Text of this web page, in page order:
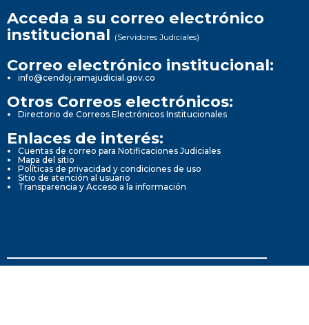
Acceda a su correo electrónico
institucional (Servidores Judiciales)
Correo electrónico institucional:
info@cendoj.ramajudicial.gov.co
Otros Correos electrónicos:
Directorio de Correos Electrónicos Institucionales
Enlaces de interés:
Cuentas de correo para Notificaciones Judiciales
Mapa del sitio
Políticas de privacidad y condiciones de uso
Sitio de atención al usuario
Transparencia y Acceso a la información